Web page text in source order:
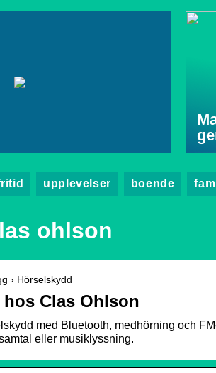
upplevelser boende
ohlson
› Hörselskydd
Clas Ohlson
med Bluetooth, medhörning och
eller musiklyssning.